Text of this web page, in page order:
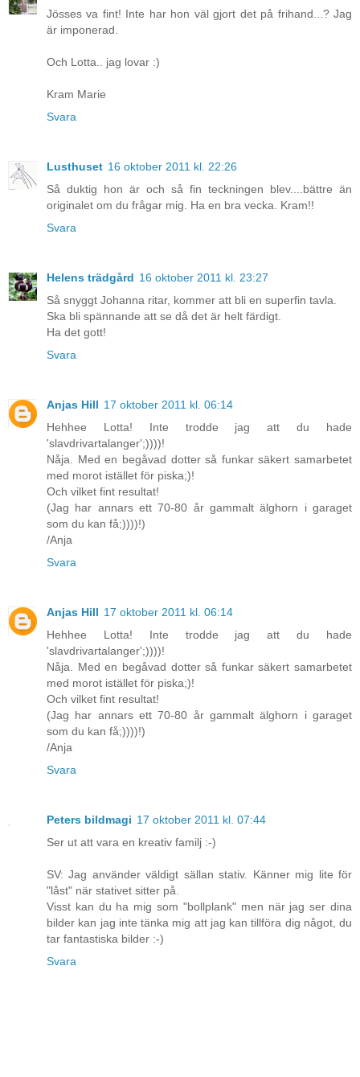
Jösses va fint! Inte har hon väl gjort det på frihand...? Jag
är imponerad.
Och Lotta.. jag lovar :)
Kram Marie
Svara
Lusthuset 16 oktober 2011 kl. 22:26
Så duktig hon är och så fin teckningen blev....bättre än
originalet om du frågar mig. Ha en bra vecka. Kram!!
Svara
Helens trädgård 16 oktober 2011 kl. 23:27
Så snyggt Johanna ritar, kommer att bli en superfin tavla.
Ska bli spännande att se då det är helt färdigt.
Ha det gott!
Svara
Anjas Hill 17 oktober 2011 kl. 06:14
Hehhee Lotta! Inte trodde jag att du hade
'slavdrivartalanger';))))!
Nåja. Med en begåvad dotter så funkar säkert samarbetet
med morot istället för piska;)!
Och vilket fint resultat!
(Jag har annars ett 70-80 år gammalt älghorn i garaget
som du kan få;))))!)
/Anja
Svara
Anjas Hill 17 oktober 2011 kl. 06:14
Hehhee Lotta! Inte trodde jag att du hade
'slavdrivartalanger';))))!
Nåja. Med en begåvad dotter så funkar säkert samarbetet
med morot istället för piska;)!
Och vilket fint resultat!
(Jag har annars ett 70-80 år gammalt älghorn i garaget
som du kan få;))))!)
/Anja
Svara
Peters bildmagi 17 oktober 2011 kl. 07:44
Ser ut att vara en kreativ familj :-)
SV: Jag använder väldigt sällan stativ. Känner mig lite för
"låst" när stativet sitter på.
Visst kan du ha mig som "bollplank" men när jag ser dina
bilder kan jag inte tänka mig att jag kan tillföra dig något, du
tar fantastiska bilder :-)
Svara